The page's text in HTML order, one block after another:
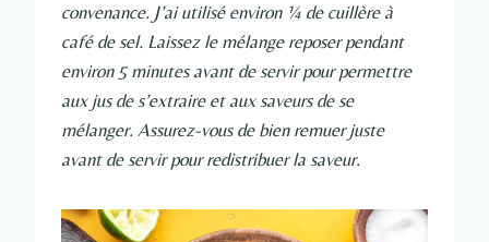
convenance. J’ai utilisé environ ¼ de cuillère à
café de sel. Laissez le mélange reposer pendant
environ 5 minutes avant de servir pour permettre
aux jus de s’extraire et aux saveurs de se
mélanger. Assurez-vous de bien remuer juste
avant de servir pour redistribuer la saveur.